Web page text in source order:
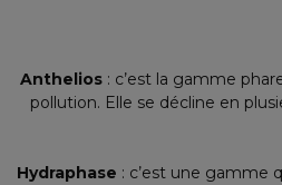
Anthelios : c’est la gamme
pollution. Elle se décline en
Hydraphase : c’est une gamme